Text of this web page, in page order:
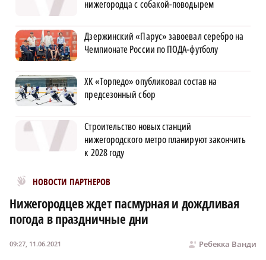
нижегородца с собакой-поводырем
Дзержинский «Парус» завоевал серебро на
Чемпионате России по ПОДА-футболу
ХК «Торпедо» опубликовал состав на
предсезонный сбор
Строительство новых станций
нижегородского метро планируют закончить
к 2028 году
НОВОСТИ ПАРТНЕРОВ
Новости МирТесен
Нижегородцев ждет пасмурная и дождливая
погода в праздничные дни
Ребекка Ванди
09:27, 11.06.2021